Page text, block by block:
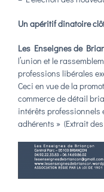
Un apéritif dinatoire
Les Enseignes de
l’union et le
professions libérales
Ceci en vue de la
commerce de détail
intérêts professionnels
adhérents » (Extrait